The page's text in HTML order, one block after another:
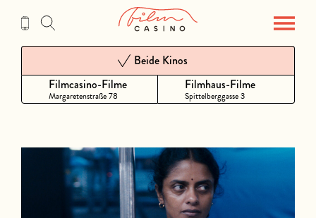
Inhalt
Filmcasino-Filme
Margaretenstraße 78
Beide Kinos
Filmhaus-Filme
Spittelberggasse 3